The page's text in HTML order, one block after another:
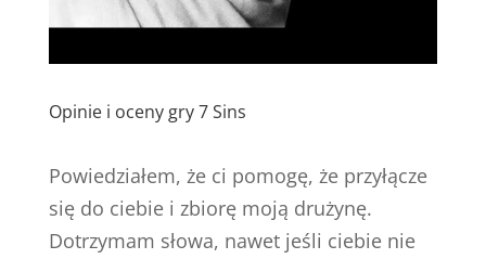
Opinie i oceny gry 7 Sins
Powiedziałem, że ci pomogę, że przyłącze
się do ciebie i zbiorę moją drużynę.
Dotrzymam słowa, nawet jeśli ciebie nie